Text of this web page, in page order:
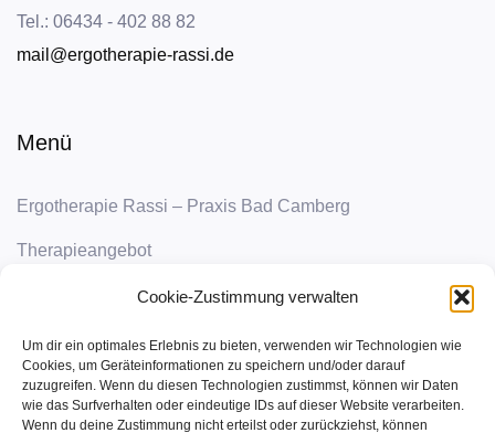
Cookie-Zustimmung verwalten
Um dir ein optimales Erlebnis zu bieten, verwenden wir Technologien wie
Cookies, um Geräteinformationen zu speichern und/oder darauf
zuzugreifen. Wenn du diesen Technologien zustimmst, können wir Daten
wie das Surfverhalten oder eindeutige IDs auf dieser Website verarbeiten.
Wenn du deine Zustimmung nicht erteilst oder zurückziehst, können
Tel.: 06434 - 402 88 82
mail@ergotherapie-rassi.de
Menü
Ergo­the­ra­pie Ras­si – Pra­xis Bad Cam­berg
The­ra­pie­an­ge­bot
unse­re Pra­xis
News | Jobs
Kon­takt | Impres­sum